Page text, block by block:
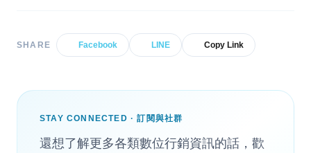
SHARE Facebook LINE Copy Link
STAY CONNECTED · 訂閱與社群
還想了解更多各類數位行銷資訊的話，歡